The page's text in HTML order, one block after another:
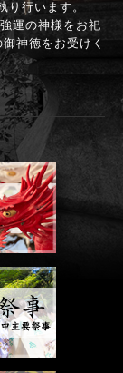
行います。
運の神様をお祀
神徳をお受けく